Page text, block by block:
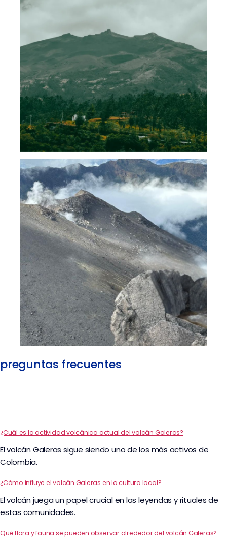
preguntas frecuentes
¿Cuál es la actividad volcánica actual del volcán Galeras?
El volcán Galeras sigue siendo uno de los más activos de
Colombia.
¿Cómo influye el volcán Galeras en la cultura local?
El volcán juega un papel crucial en las leyendas y rituales de
estas comunidades.
Qué flora y fauna se pueden observar alrededor del volcán Galeras?